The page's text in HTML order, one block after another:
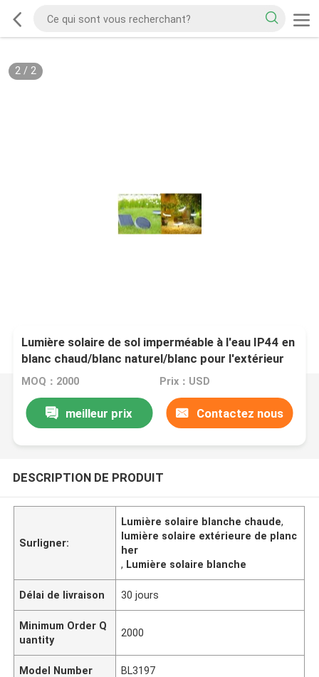
2/ 2
Lumière solaire de sol imperméable à l'eau IP44 en
blanc chaud/blanc naturel/blanc pour l'extérieur
MOQ：2000 Prix：USD
meilleur prix Contactez nous
DESCRIPTION DE PRODUIT
Surligner:
Lumière solaire blanche chaude,
lumière solaire extérieure de planc
her
, Lumière solaire blanche
Délai de livraison 30 jours
Minimum Order Q
uantity
2000
Model Number BL3197